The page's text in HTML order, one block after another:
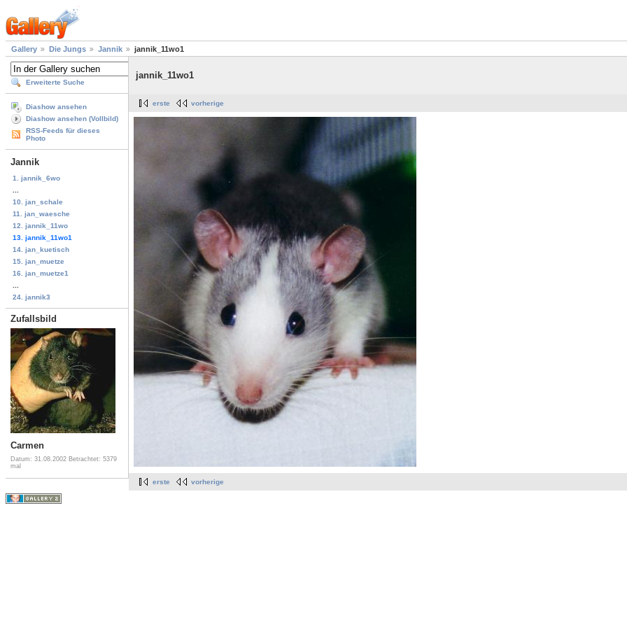
Gallery Die Jungs Jannik jannik_11wo1
Erweiterte Suche
Diashow ansehen
Diashow ansehen (Vollbild)
RSS-Feeds für dieses
Photo
Jannik
1. jannik_6wo
10. jan_schale
11. jan_waesche
12. jannik_11wo
13. jannik_11wo1
14. jan_kuetisch
15. jan_muetze
16. jan_muetze1
24. jannik3
Zufallsbild
Carmen
Datum: 31.08.2002 Betrachtet: 5379
mal
jannik_11wo1
erste vorherige
erste vorherige